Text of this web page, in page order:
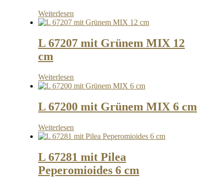
Weiterlesen
L 67207 mit Grünem MIX 12
cm
Weiterlesen
L 67200 mit Grünem MIX 6 cm
Weiterlesen
L 67281 mit Pilea
Peperomioides 6 cm